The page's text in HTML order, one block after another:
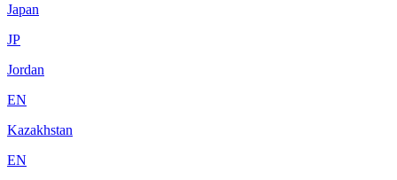
Japan
JP
Jordan
EN
Kazakhstan
EN